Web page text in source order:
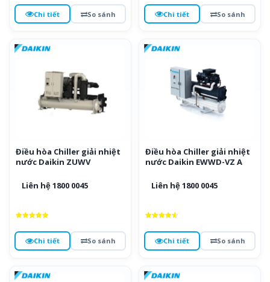
hạng
5 saoChi tiết So sánh
hạng
5 saoChi tiết So sánh
Điều hòa Chiller giải nhiệt
nước Daikin ZUWV
Liên hệ 1800 0045
5 saoChi tiết So sánh
Điều hòa Chiller giải nhiệt
nước Daikin EWWD-VZ A
Liên hệ 1800 0045
5 saoChi tiết So sánh